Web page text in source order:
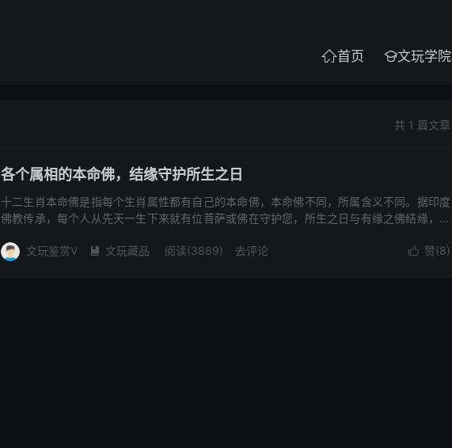
首页 文玩学院
共 1 篇文章
各个属相的本命佛，结缘守护所生之日
十二生肖本命佛是指每个生肖属性都有自己的本命佛，本命佛不同，所属含义不同。据印度
佛教传承，每个人从先天一生下来就有位菩萨或佛在守护您，所生之日与有缘之佛结缘，被
 赞(8)
文玩鉴赏V  文玩藏品 阅读(3869) 去评论